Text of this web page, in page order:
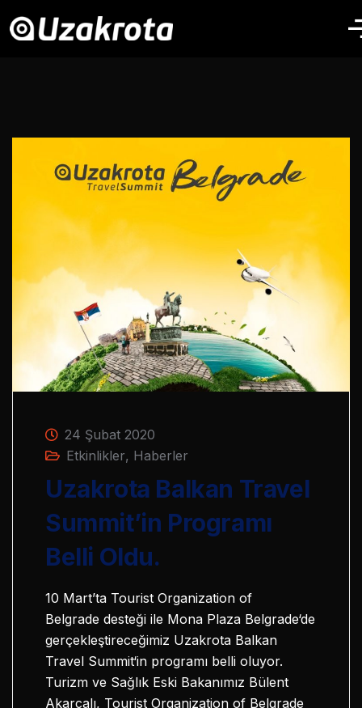
24 Şubat 2020
Etkinlikler, Haberler
Uzakrota Balkan Travel
Summit’in Programı
Belli Oldu.
10 Mart’ta Tourist Organization of
Belgrade desteği ile Mona Plaza Belgrade‘de
gerçekleştireceğimiz Uzakrota Balkan
Travel Summit‘in programı belli oluyor.
Turizm ve Sağlık Eski Bakanımız Bülent
Akarcalı, Tourist Organization of Belgrade